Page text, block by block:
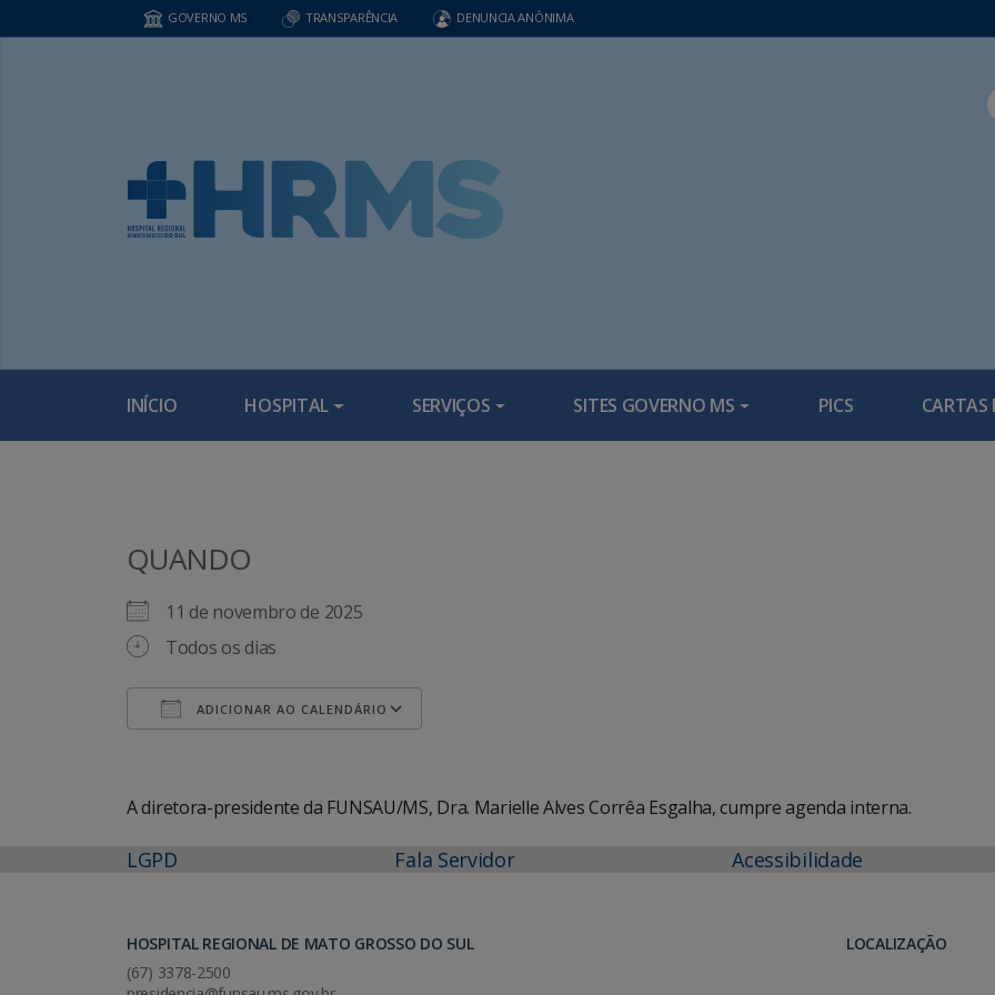
GOVERNO MS TRANSPARÊNCIA DENUNCIA ANÔNIMA
INÍCIO HOSPITAL SERVIÇOS SITES GOVERNO MS PICS CARTAS
QUANDO
11 de novembro de 2025
Todos os dias
ADICIONAR AO CALENDÁRIO
A diretora-presidente da FUNSAU/MS, Dra. Marielle Alves Corrêa Esgalha, cumpre agenda interna.
LGPD Fala Servidor Acessibilidade
HOSPITAL REGIONAL DE MATO GROSSO DO SUL
(67) 3378-2500
LOCALIZAÇÃO